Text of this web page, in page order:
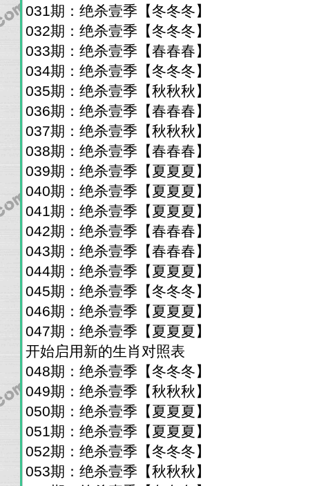
031期：绝杀壹季【冬冬冬】
032期：绝杀壹季【冬冬冬】
033期：绝杀壹季【春春春】
034期：绝杀壹季【冬冬冬】
035期：绝杀壹季【秋秋秋】
036期：绝杀壹季【春春春】
037期：绝杀壹季【秋秋秋】
038期：绝杀壹季【春春春】
039期：绝杀壹季【夏夏夏】
040期：绝杀壹季【夏夏夏】
041期：绝杀壹季【夏夏夏】
042期：绝杀壹季【春春春】
043期：绝杀壹季【春春春】
044期：绝杀壹季【夏夏夏】
045期：绝杀壹季【冬冬冬】
046期：绝杀壹季【夏夏夏】
047期：绝杀壹季【夏夏夏】
开始启用新的生肖对照表
048期：绝杀壹季【冬冬冬】
049期：绝杀壹季【秋秋秋】
050期：绝杀壹季【夏夏夏】
051期：绝杀壹季【夏夏夏】
052期：绝杀壹季【冬冬冬】
053期：绝杀壹季【秋秋秋】